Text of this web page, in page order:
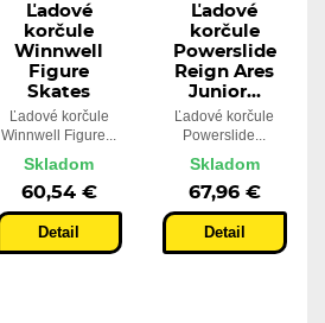
Ľadové
korčule
Winnwell
Figure
Skates
Ľadové korčule
Winnwell Figure...
Skladom
60,54 €
Detail
Ľadové
korčule
Powerslide
Reign Ares
Junior...
Ľadové korčule
Powerslide...
Skladom
67,96 €
Detail